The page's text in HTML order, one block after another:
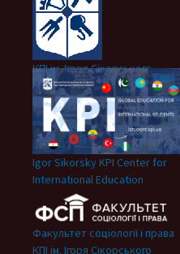
КПІ ім. Ігоря Сікорського
Igor Sikorsky KPI Center for
International Education
Факультет соціології і права
КПІ ім. Ігоря Сікорського